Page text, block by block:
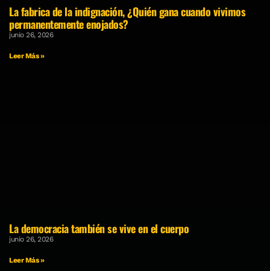
La fabrica de la indignación, ¿Quién gana cuando vivimos
permanentemente enojados?
junio 26, 2026
Leer Más »
La democracia también se vive en el cuerpo
junio 26, 2026
Leer Más »